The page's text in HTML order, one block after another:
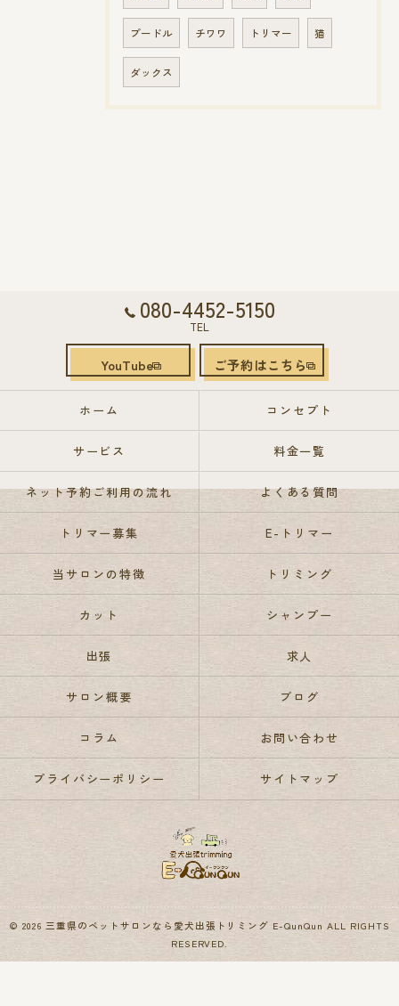
プードル チワワ トリマー 猫
ダックス
080-4452-5150
TEL
YouTube ご予約はこちら
ホーム コンセプト
サービス 料金一覧
ネット予約ご利用の流れ よくある質問
トリマー募集 E-トリマー
当サロンの特徴 トリミング
カット シャンプー
出張 求人
サロン概要 ブログ
コラム お問い合わせ
プライバシーポリシー サイトマップ
© 2026 三重県のペットサロンなら愛犬出張トリミング E-QunQun ALL RIGHTS
RESERVED.